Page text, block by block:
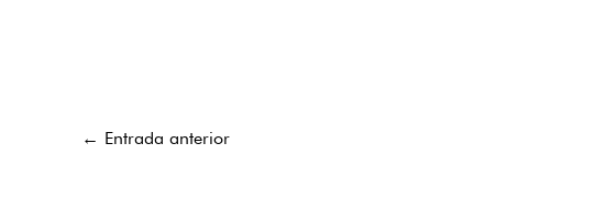
← Entrada anterior